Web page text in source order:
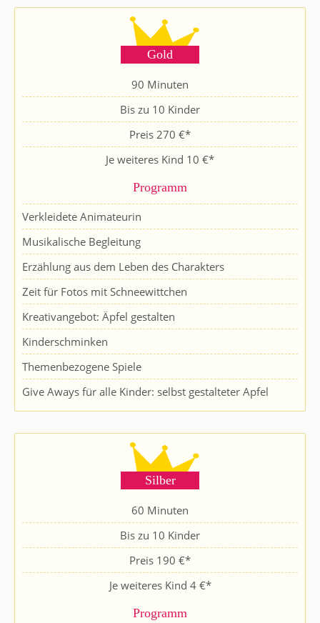
Gold
90 Minuten
Bis zu 10 Kinder
Preis 270 €*
Je weiteres Kind 10 €*
Programm
Verkleidete Animateurin
Musikalische Begleitung
Erzählung aus dem Leben des Charakters
Zeit für Fotos mit Schneewittchen
Kreativangebot: Äpfel gestalten
Kinderschminken
Themenbezogene Spiele
Give Aways für alle Kinder: selbst gestalteter Apfel
Silber
60 Minuten
Bis zu 10 Kinder
Preis 190 €*
Je weiteres Kind 4 €*
Programm